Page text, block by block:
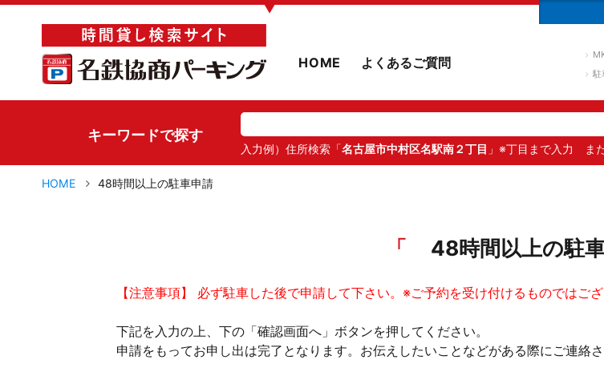
▼
HOME よくあるご質問
駐
キーワードで探す
入力例）住所検索「名古屋市中村区名駅南２丁目 」※丁目まで入力 ま
HOME 48時間以上の駐車申請
48時間以上の駐
【注意事項】 必ず駐車した後で申請して下さい。※ご予約を受け付けるものではござ
下記を入力の上、下の「確認画面へ」ボタンを押してください。
申請をもってお申し出は完了となります。お伝えしたいことなどがある際にご連絡